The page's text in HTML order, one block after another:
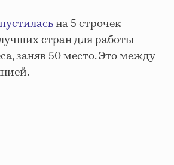
на 5 строчек
стран для работы
заняв 50 место. Это между